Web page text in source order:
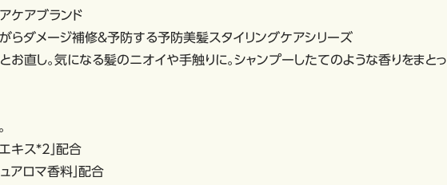
ケアブランド
らダメージ補修＆予防する予防美髪スタイリングケアシリーズ
直し。気になる髪のニオイや手触りに。シャンプーしたてのような香りをまとっ
キス*2」配合
アロマ香料」配合